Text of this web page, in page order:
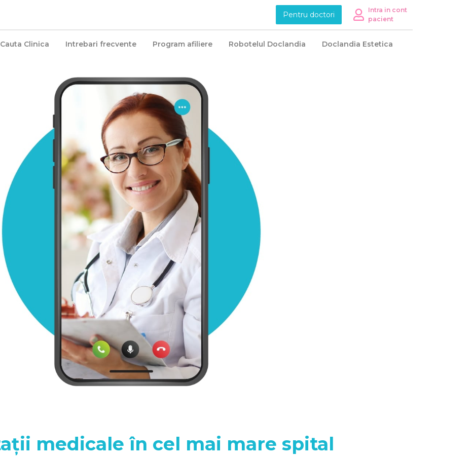
Pentru doctori
Intra in cont
pacient
Cauta Clinica Intrebari frecvente Program afiliere Robotelul Doclandia Doclandia Estetica
medicale în cel mai mare spital